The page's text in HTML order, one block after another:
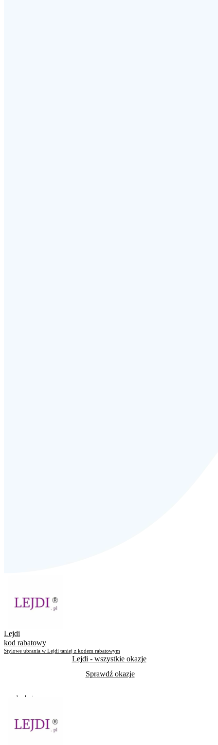
Lejdi
kod rabatowy
Stylowe ubrania w Lejdi taniej z kodem rabatowym
Lejdi - wszystkie okazje
Sprawdź okazje
Do odwołania